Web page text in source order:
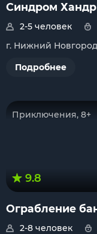
Синдром
2-5 человек
г. Нижний
Подробнее
Приключения, 8+
9.8
Ограбление
2-8 человек